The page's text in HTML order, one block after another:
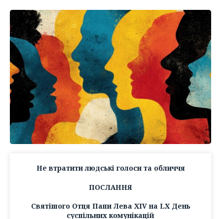
Не втратити людські голоси та обличчя
ПОСЛАННЯ
Святішого Отця Папи Лева XIV на LX День
суспільних комунікацій